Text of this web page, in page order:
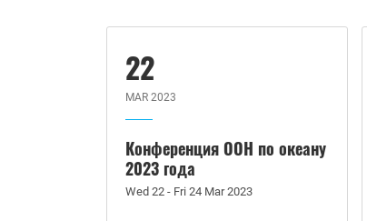
22
MAR 2023
Конференция ООН по океану
2023 года
Wed 22 - Fri 24 Mar 2023